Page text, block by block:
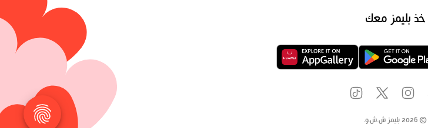
خذ بليمز معك
©
2026 بليمز ش.ش.و.